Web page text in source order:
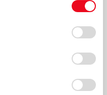
ー)が保存されることに同
ッキー)のオプトアウト、
るにあたっては、当社の
いについて
」をご覧くだ